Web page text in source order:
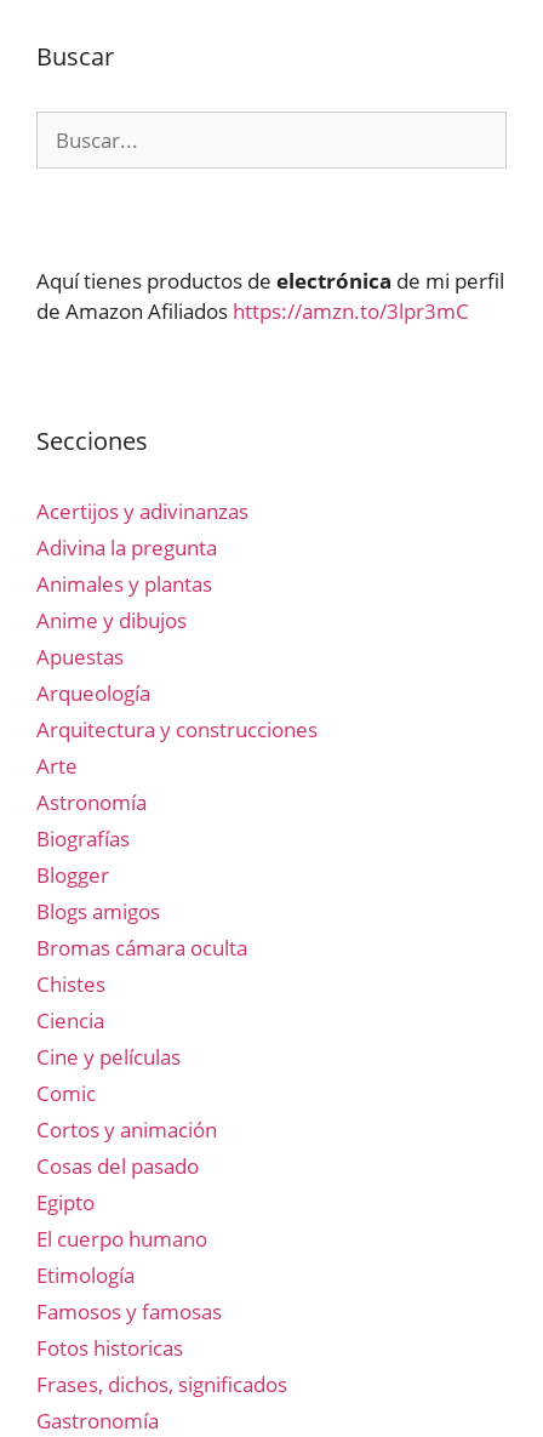
Buscar
Aquí tienes productos de electrónica de mi perfil
de Amazon Afiliados https://amzn.to/3lpr3mC
Secciones
Acertijos y adivinanzas
Adivina la pregunta
Animales y plantas
Anime y dibujos
Apuestas
Arqueología
Arquitectura y construcciones
Arte
Astronomía
Biografías
Blogger
Blogs amigos
Bromas cámara oculta
Chistes
Ciencia
Cine y películas
Comic
Cortos y animación
Cosas del pasado
Egipto
El cuerpo humano
Etimología
Famosos y famosas
Fotos historicas
Frases, dichos, significados
Gastronomía